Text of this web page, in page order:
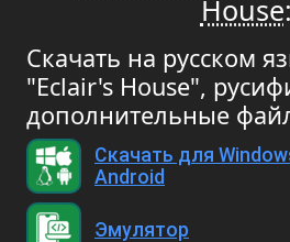
House:
Скачать на русском
"Eclair's House",
дополнительные
Скачать для
Android
Эмулятор